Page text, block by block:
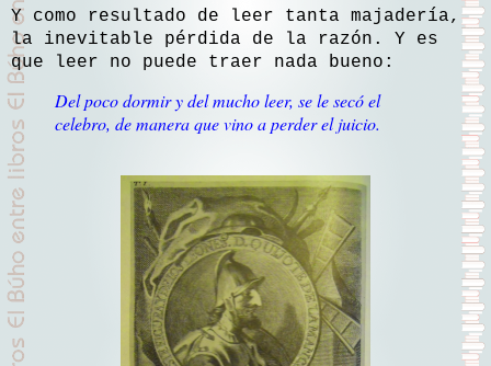
Y como resultado de leer tanta majadería,
la inevitable pérdida de la razón. Y es
que leer no puede traer nada bueno:
Del poco dormir y del mucho leer, se le secó el
celebro, de manera que vino a perder el juicio.